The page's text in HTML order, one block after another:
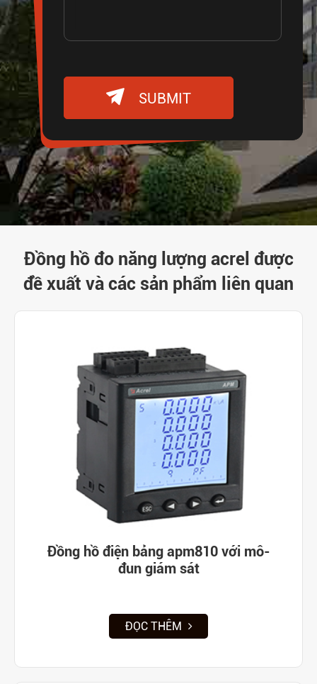
 SUBMIT
Đồng hồ đo năng lượng acrel được
đề xuất và các sản phẩm liên quan
Đồng hồ điện bảng apm810 với mô-
đun giám sát
ĐỌC THÊM